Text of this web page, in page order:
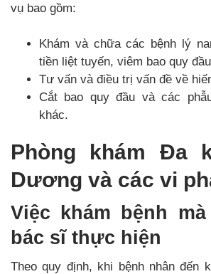
vụ bao gồm:
Khám và chữa các bệnh lý
tiền liệt tuyến, viêm bao quy
Tư vấn và điều trị vấn đề về
Cắt bao quy đầu và các
khác.
Phòng khám Đa
Dương và các vi
Việc khám bệnh
bác sĩ thực hiện
Theo quy định, khi bệnh nhân đến